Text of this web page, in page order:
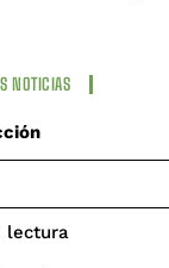
NOTICIAS
lectura